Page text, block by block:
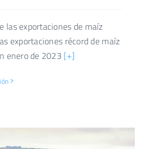
las exportaciones de maíz
exportaciones récord de maíz
enero de 2023 [+]